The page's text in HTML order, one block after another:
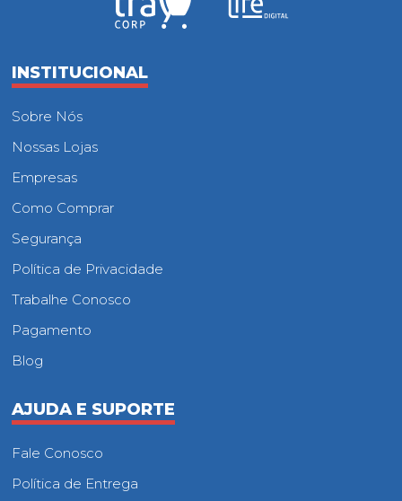
INSTITUCIONAL
Sobre Nós
Nossas Lojas
Empresas
Como Comprar
Segurança
Política de Privacidade
Trabalhe Conosco
Pagamento
Blog
AJUDA E SUPORTE
Fale Conosco
Política de Entrega